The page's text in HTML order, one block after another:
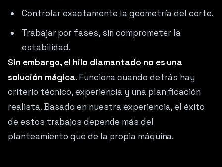
Controlar exactamente la geometría del corte.
Trabajar por fases, sin comprometer la
estabilidad.
Sin embargo, el hilo diamantado no es una
solución mágica. Funciona cuando detrás hay
criterio técnico, experiencia y una planificación
realista. Basado en nuestra experiencia, el éxito
de estos trabajos depende más del
planteamiento que de la propia máquina.